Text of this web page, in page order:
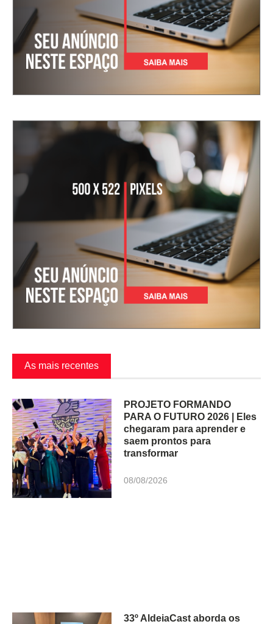
As mais recentes
PROJETO FORMANDO
PARA O FUTURO 2026 | Eles
chegaram para aprender e
saem prontos para
transformar
08/08/2026
33º AldeiaCast aborda os